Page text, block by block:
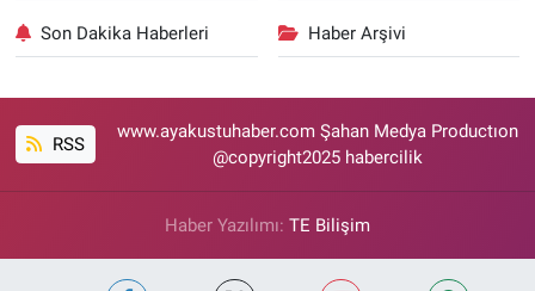
Son Dakika Haberleri Haber Arşivi
RSS
www.ayakustuhaber.com Şahan Medya Productıon
@copyright2025 habercilik
Haber Yazılımı: TE Bilişim